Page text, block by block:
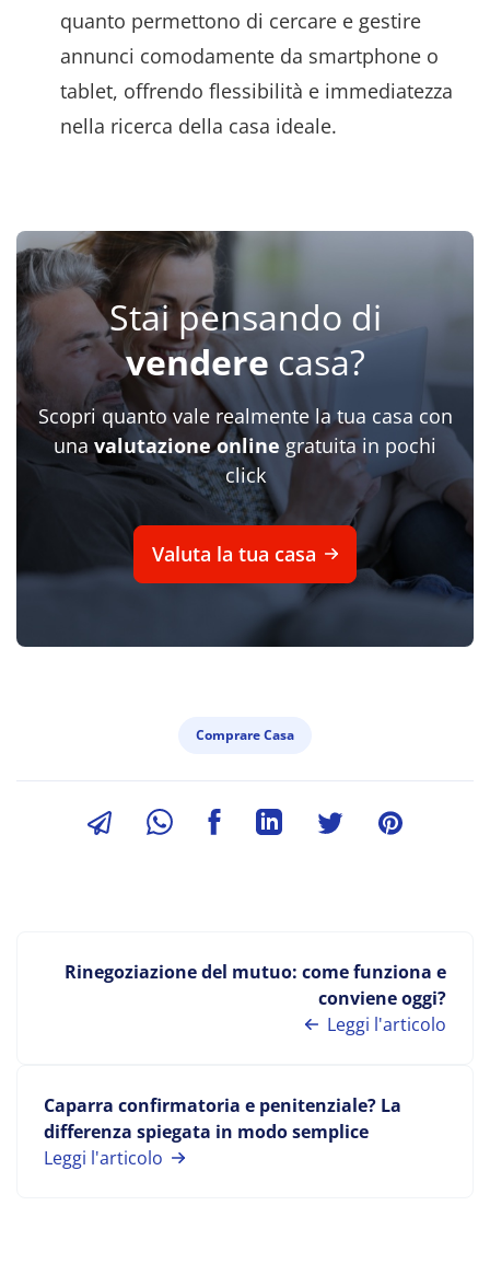
quanto permettono di cercare e gestire
annunci comodamente da smartphone o
tablet, offrendo flessibilità e immediatezza
nella ricerca della casa ideale.
Stai pensando di
vendere casa?
Scopri quanto vale realmente la tua casa con
una valutazione onlinegratuita in pochi
click
Valuta la tua casa
Comprare Casa
Rinegoziazione del mutuo: come funziona e
conviene oggi?
Leggi l'articolo
Caparra confirmatoria e penitenziale? La
differenza spiegata in modo semplice
Leggi l'articolo